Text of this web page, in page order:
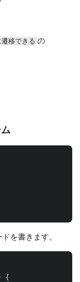
遷移できる の
を書きます。
{